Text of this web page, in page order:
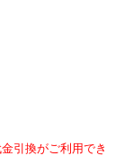
引換がご利用でき